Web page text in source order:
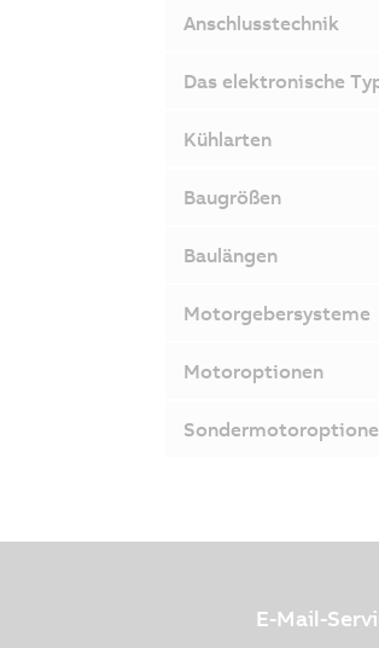
Anschlusstechnik
Das elektronische
Kühlarten
Baugrößen
Baulängen
Motorgebersysteme
Motoroptionen
E-Mail-